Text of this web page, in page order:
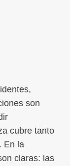
son
cubre tanto
En la
claras: las